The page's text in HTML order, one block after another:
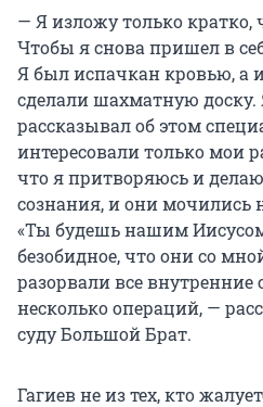
— Я изложу только кратко,
Чтобы я снова пришел в
Я был испачкан кровью, а
сделали шахматную доску.
рассказывал об этом
интересовали только мои
что я притворяюсь и
сознания, и они мочились
«Ты будешь нашим
безобидное, что они со
разорвали все внутренние
несколько операций, —
суду Большой Брат.
Гагиев не из тех, кто